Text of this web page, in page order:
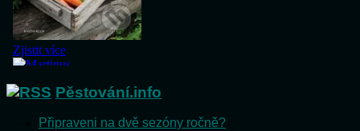
Pěstování.info
Připraveni na dvě sezóny ročně?